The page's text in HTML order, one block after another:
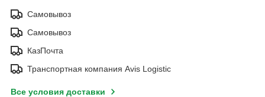
Самовывоз
Самовывоз
КазПочта
Транспортная компания Avis Logistic
Все условия доставки